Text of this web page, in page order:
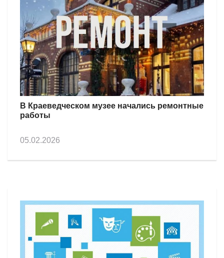
В Краеведческом музее начались ремонтные
работы
05.02.2026